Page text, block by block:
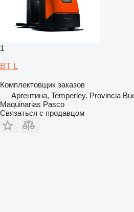
1
BT L
Комплектовщик заказов
Аргентина, Temperley. Provincia
Maquinarias Pasco
Связаться с продавцом